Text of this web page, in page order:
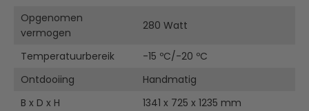
De consumptie temperatuur van het schepijs ligt vele
schepijs, houd er rekening mee dat het ijs 's nachts in een
(speciale) ijs-opbergkoeling bewaard moet worden op
een temperatuur van minimaal -21 ºC
Opgenomen
vermogen
280 Watt
Temperatuurbereik
-15 ºC/-20 ºC
Ontdooiing
Handmatig
B x D x H
1341 x 725 x 1235 mm